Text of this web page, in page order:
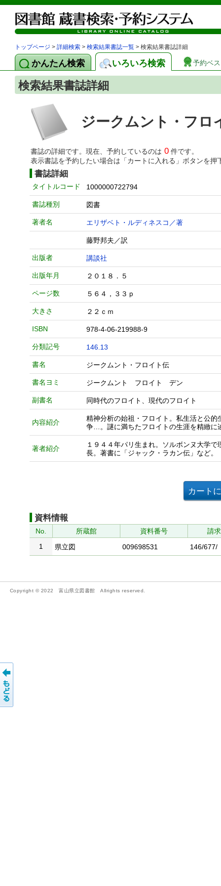
トップページ > 詳細検索 > 検索結果書誌一覧 > 検索結果書誌詳細
かんたん検索 いろいろ検索 予約ベ
検索結果書誌詳細
ジークムント・フロ
書誌の詳細です。現在、予約しているのは 0 件です。
表示書誌を予約したい場合は「カートに入れる」ボタンを押
書誌詳細
タイトルコード 1000000722794
書誌種別 図書
著者名 エリザベト・ルディネスコ／著
藤野邦夫／訳
出版者 講談社
出版年月 ２０１８．５
ページ数 ５６４，３３ｐ
大きさ ２２ｃｍ
ISBN 978-4-06-219988-9
分類記号 146.13
書名 ジークムント・フロイト伝
書名ヨミ ジークムント フロイト デン
副書名 同時代のフロイト、現代のフロイト
内容紹介
精神分析の始祖・フロイト。私生活と公
争…。謎に満ちたフロイトの生涯を精緻に
著者紹介
１９４４年パリ生まれ。ソルボンヌ大学
長。著書に「ジャック・ラカン伝」など。
資料情報
No. 所蔵館 資料番号
請
1
県立図 009698531 146/677/
Copyright © 2022 富山県立図書館 Allrights reserved.